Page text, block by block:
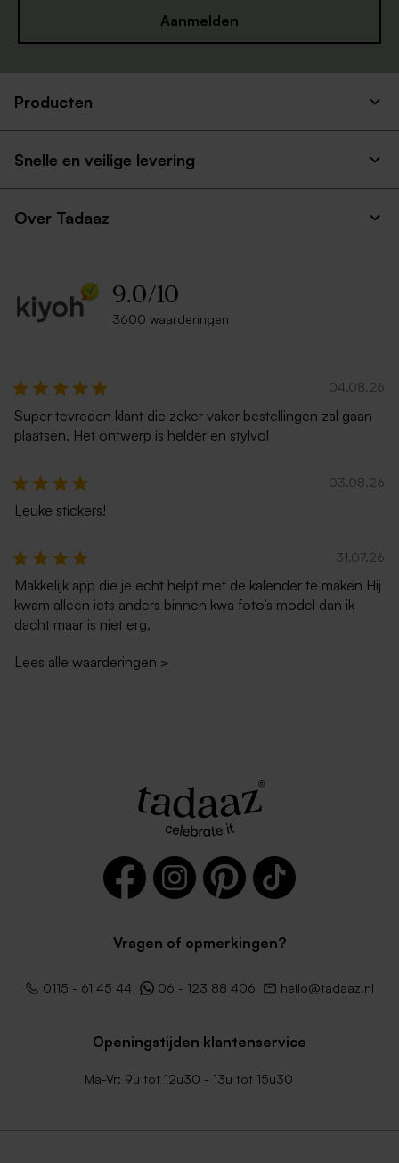
Aanmelden
Producten
Snelle en veilige levering
Over Tadaaz
9.0/10
3600 waarderingen
04.08.26
Super tevreden klant die zeker vaker bestellingen zal gaan
plaatsen. Het ontwerp is helder en stylvol
03.08.26
Leuke stickers!
31.07.26
Makkelijk app die je echt helpt met de kalender te maken Hij
kwam alleen iets anders binnen kwa foto’s model dan ik
dacht maar is niet erg.
Lees alle waarderingen >
Vragen of opmerkingen?
0115 - 61 45 44 06 - 123 88 406 hello@tadaaz.nl
Openingstijden klantenservice
Ma-Vr: 9u tot 12u30 - 13u tot 15u30